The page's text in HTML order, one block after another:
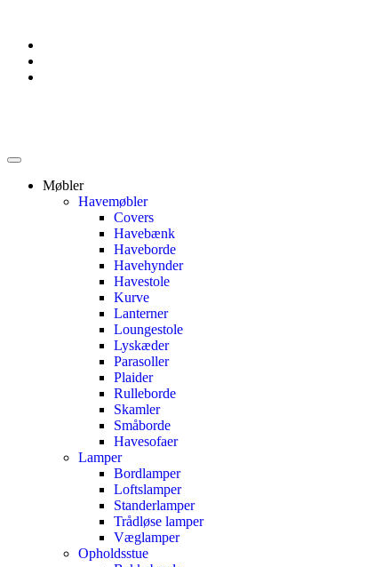
Møbler
Havemøbler
Covers
Havebænk
Haveborde
Havehynder
Havestole
Kurve
Lanterner
Loungestole
Lyskæder
Parasoller
Plaider
Rulleborde
Skamler
Småborde
Havesofaer
Lamper
Bordlamper
Loftslamper
Standerlamper
Trådløse lamper
Væglamper
Opholdsstue